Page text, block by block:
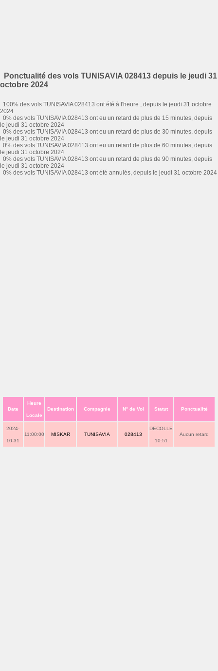
Ponctualité des vols TUNISAVIA 028413 depuis le jeudi 31
octobre 2024
100% des vols TUNISAVIA 028413 ont été à l'heure , depuis le jeudi 31 octobre
2024
0% des vols TUNISAVIA 028413 ont eu un retard de plus de 15 minutes, depuis
le jeudi 31 octobre 2024
0% des vols TUNISAVIA 028413 ont eu un retard de plus de 30 minutes, depuis
le jeudi 31 octobre 2024
0% des vols TUNISAVIA 028413 ont eu un retard de plus de 60 minutes, depuis
le jeudi 31 octobre 2024
0% des vols TUNISAVIA 028413 ont eu un retard de plus de 90 minutes, depuis
le jeudi 31 octobre 2024
0% des vols TUNISAVIA 028413 ont été annulés, depuis le jeudi 31 octobre 2024
Date
Heure
Locale
Destination Compagnie N° de Vol Statut Ponctualité
2024-
10-31
11:00:00 MISKAR TUNISAVIA 028413
DECOLLE
10:51
Aucun retard